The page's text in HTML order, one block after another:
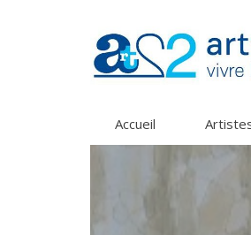
Αccueil